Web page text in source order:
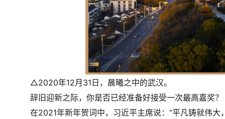
△2020年12月31日，晨曦之中的武汉。
辞旧迎新之际，你是否已经准备好接受一次最高嘉奖？
在2021年新年贺词中，习近平主席说：“平凡铸就伟大